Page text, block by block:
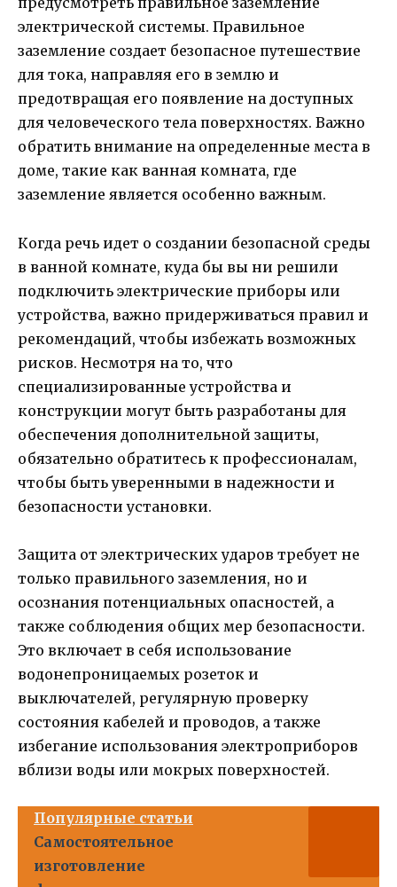
электрической системы. Правильное
заземление создает безопасное путешествие
для тока, направляя его в землю и
предотвращая его появление на доступных
для человеческого тела поверхностях. Важно
обратить внимание на определенные места в
доме, такие как ванная комната, где
заземление является особенно важным.
Когда речь идет о создании безопасной среды
в ванной комнате, куда бы вы ни решили
подключить электрические приборы или
устройства, важно придерживаться правил и
рекомендаций, чтобы избежать возможных
рисков. Несмотря на то, что
специализированные устройства и
конструкции могут быть разработаны для
обеспечения дополнительной защиты,
обязательно обратитесь к профессионалам,
чтобы быть уверенными в надежности и
безопасности установки.
Защита от электрических ударов требует не
только правильного заземления, но и
осознания потенциальных опасностей, а
также соблюдения общих мер безопасности.
Это включает в себя использование
водонепроницаемых розеток и
выключателей, регулярную проверку
состояния кабелей и проводов, а также
избегание использования электроприборов
вблизи воды или мокрых поверхностей.
Популярные статьи
Самостоятельное
изготовление